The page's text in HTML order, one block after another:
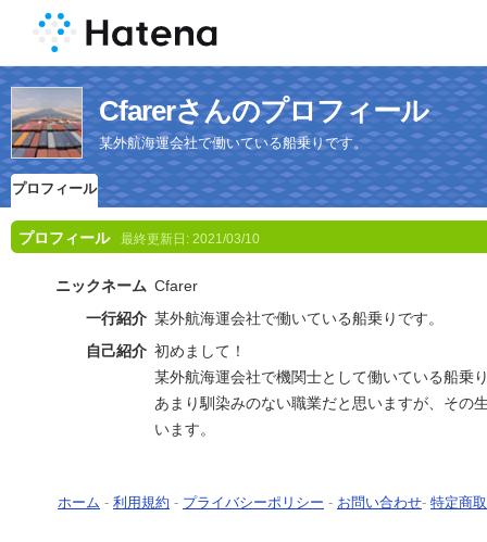
Cfarerさんのプロフィール
某外航海運会社で働いている船乗りです。
プロフィール
プロフィール 最終更新日: 2021/03/10
ニックネーム Cfarer
一行紹介 某外航海運会社で働いている船乗りです。
自己紹介 初めまして！
某外航海運会社で機関士として働いている船乗
あまり馴染みのない職業だと思いますが、その
います。
ホーム - 利用規約 - プライバシーポリシー - お問い合わせ- 特定商